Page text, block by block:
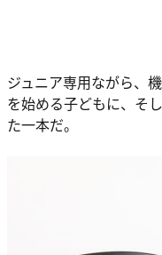
ジュニア専用ながら、
を始める子どもに、そ
た一本だ。